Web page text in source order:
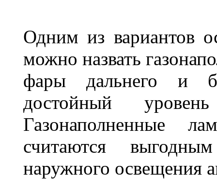
Одним из вариантов
можно назвать
фары дальнего и
достойный
Газонаполненные
считаются
наружного освещения